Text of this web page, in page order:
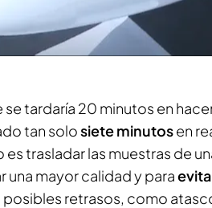
prueba piloto en la que con
biológicas de un edificio
se tardaría 20 minutos en
tan solosiete minutosen
trasladar las muestras de
una mayor calidad y para
retrasos, como